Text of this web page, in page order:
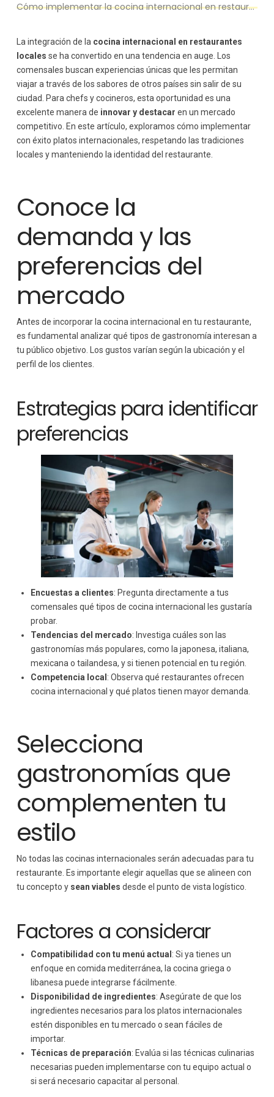
Trabaja con ingredientes de calidad y origen controlado
Diseña un menú atractivo y educativo
Elementos a incluir en el menú
Promociona tu nueva propuesta gastronómica
Evalúa el desempeño de los platos internacionales
Cómo medir el éxito
Cómo implementar la cocina internacional en restaurantes locales
La integración de la cocina internacional en restaurantes
locales se ha convertido en una tendencia en auge. Los
comensales buscan experiencias únicas que les permitan
viajar a través de los sabores de otros países sin salir de su
ciudad. Para chefs y cocineros, esta oportunidad es una
excelente manera de innovar y destacar en un mercado
competitivo. En este artículo, exploramos cómo implementar
con éxito platos internacionales, respetando las tradiciones
locales y manteniendo la identidad del restaurante.
Conoce la
demanda y las
preferencias del
mercado
Antes de incorporar la cocina internacional en tu restaurante,
es fundamental analizar qué tipos de gastronomía interesan a
tu público objetivo. Los gustos varían según la ubicación y el
perfil de los clientes.
Estrategias para identificar
preferencias
Encuestas a clientes: Pregunta directamente a tus
comensales qué tipos de cocina internacional les gustaría
probar.
Tendencias del mercado: Investiga cuáles son las
gastronomías más populares, como la japonesa, italiana,
mexicana o tailandesa, y si tienen potencial en tu región.
Competencia local : Observa qué restaurantes ofrecen
cocina internacional y qué platos tienen mayor demanda.
Selecciona
gastronomías que
complementen tu
estilo
No todas las cocinas internacionales serán adecuadas para tu
restaurante. Es importante elegir aquellas que se alineen con
tu concepto y sean viables desde el punto de vista logístico.
Factores a considerar
Compatibilidad con tu menú actual : Si ya tienes un
enfoque en comida mediterránea, la cocina griega o
libanesa puede integrarse fácilmente.
Disponibilidad de ingredientes: Asegúrate de que los
ingredientes necesarios para los platos internacionales
estén disponibles en tu mercado o sean fáciles de
importar.
Técnicas de preparación: Evalúa si las técnicas culinarias
necesarias pueden implementarse con tu equipo actual o
si será necesario capacitar al personal.